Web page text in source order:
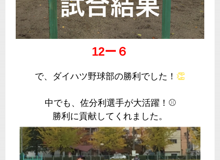
12ー６
で、ダイハツ野球部の勝利でした！ 👏
中でも、佐分利選手が大活躍！⚾
勝利に貢献してくれました。